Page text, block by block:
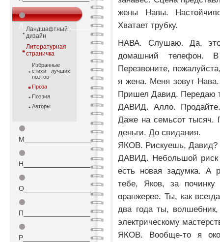
⚫
Л_________________
Ландшафтный
дизайн
Литературная
страничка
Избранные
стихи лучших
поэтов
Проза
Поэзия
Авторы
⚫
М_________________
⚫
Н_________________
⚫
О_________________
⚫
П_________________
⚫
Р_________________
жены Навы.
Хватает трубку.
НАВА. Слушаю. Да,
домашний телефон.
Перезвоните,
я жена. Меня зовут
Пришел Давид. Передаю
ДАВИД. Алло.
Даже на семьсот тысяч.
деньги. До свидания.
ЯКОВ. Рискуешь, Давид?
ДАВИД. Небольшой риск
есть новая задумка. А
тебе, Яков, за починку
оранжерее. Ты, как
два года ты,
электрическому
ЯКОВ. Вообще-то я